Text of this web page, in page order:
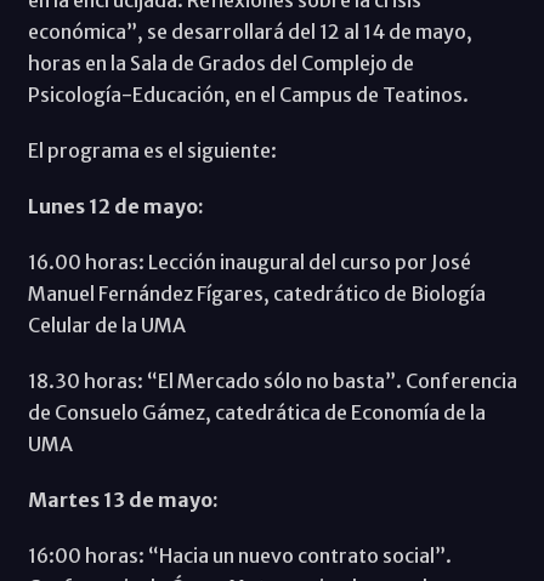
económica”, se desarrollará del 12 al 14 de mayo,
horas en la Sala de Grados del Complejo de
Psicología-Educación, en el Campus de Teatinos.
El programa es el siguiente:
Lunes 12 de mayo:
16.00 horas: Lección inaugural del curso por José
Manuel Fernández Fígares, catedrático de Biología
Celular de la UMA
18.30 horas: “El Mercado sólo no basta”. Conferencia
de Consuelo Gámez, catedrática de Economía de la
UMA
Martes 13 de mayo:
16:00 horas: “Hacia un nuevo contrato social”.